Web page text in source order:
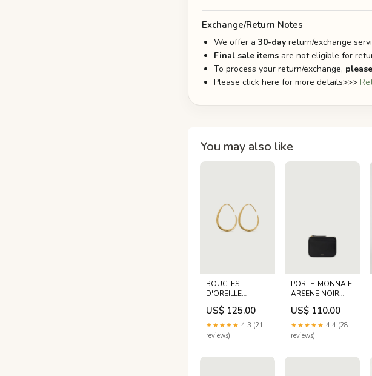
Exchange/Return Notes
We offer a 30-day return/exchange
Final sale items are not eligible for
To process your return/exchange,
Please click here for more details>>>
You may also like
BOUCLES
D'OREILLE
YASMINE OR
Taille:TU
US$ 125.00
★★★★★ 4.3 (21
reviews)
PORTE-MONNAIE
ARSENE NOIR
Taille:TU
US$ 110.00
★★★★★ 4.4 (28
reviews)